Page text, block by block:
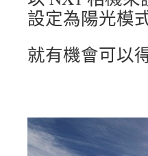
設定為陽光模
就有機會可以